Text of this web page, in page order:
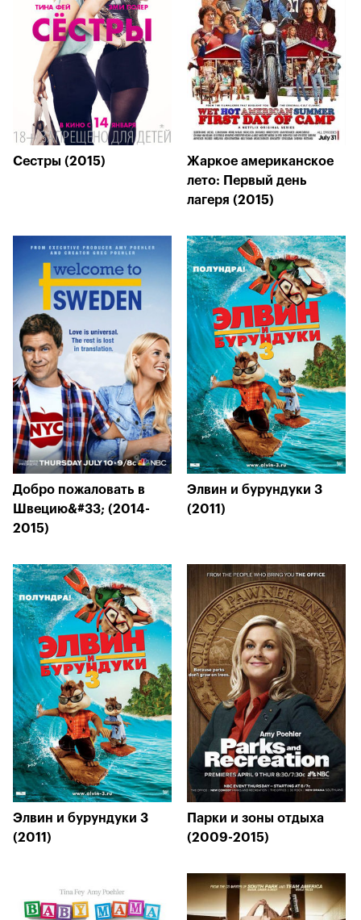
Сестры (2015)
Жаркое американское
лето: Первый день
лагеря (2015)
Добро пожаловать в
Швецию&#33; (2014-
2015)
Элвин и бурундуки 3
(2011)
Элвин и бурундуки 3
(2011)
Парки и зоны отдыха
(2009-2015)